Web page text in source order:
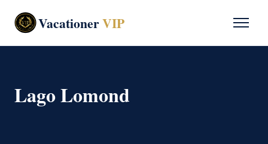
VacationerVIP
Lago Lomond